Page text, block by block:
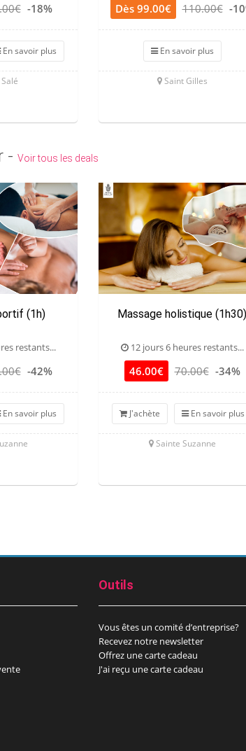
-18%
En savoir plus
Dès 99.00€ 110.00€ -
En savoir plus
Saint Gilles
- Voir tous les deals
(1h)
restants...
-42%
En savoir plus
Massage holistique (1h30)
12 jours 6 heures restants...
46.00€ 70.00€ -34%
J'achète En savoir plus
Sainte Suzanne
Outils
Vous êtes un comité d’entreprise?
Recevez notre newsletter
Offrez une carte cadeau
J'ai reçu une carte cadeau